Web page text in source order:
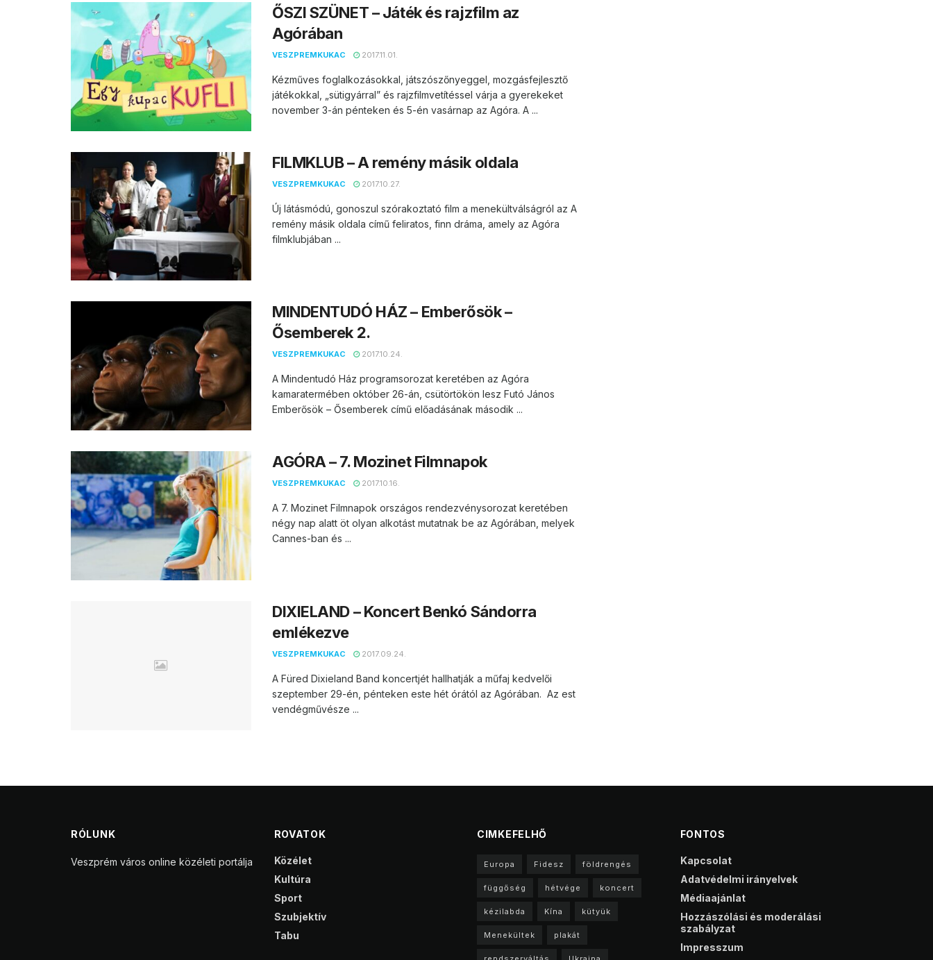
ŐSZI SZÜNET – Játék és rajzfilm az
Agórában
VESZPREMKUKAC 2017.11.01.
Kézműves foglalkozásokkal, játszószőnyeggel, mozgásfejlesztő
játékokkal, „sütigyárral” és rajzfilmvetítéssel várja a gyerekeket
november 3-án pénteken és 5-én vasárnap az Agóra. A ...
FILMKLUB – A remény másik oldala
VESZPREMKUKAC 2017.10.27.
Új látásmódú, gonoszul szórakoztató film a menekültválságról az A
remény másik oldala című feliratos, finn dráma, amely az Agóra
filmklubjában ...
MINDENTUDÓ HÁZ – Emberősök –
Ősemberek 2.
VESZPREMKUKAC 2017.10.24.
A Mindentudó Ház programsorozat keretében az Agóra
kamaratermében október 26-án, csütörtökön lesz Futó János
Emberősök – Ősemberek című előadásának második ...
AGÓRA – 7. Mozinet Filmnapok
VESZPREMKUKAC 2017.10.16.
A 7. Mozinet Filmnapok országos rendezvénysorozat keretében
négy nap alatt öt olyan alkotást mutatnak be az Agórában, melyek
Cannes-ban és ...
DIXIELAND – Koncert Benkó Sándorra
emlékezve
VESZPREMKUKAC 2017.09.24.
A Füred Dixieland Band koncertjét hallhatják a műfaj kedvelői
szeptember 29-én, pénteken este hét órától az Agórában. Az est
vendégművésze ...
RÓLUNK
Veszprém város online közéleti portálja
ROVATOK
Közélet
Kultúra
Sport
Szubjektív
Tabu
CIMKEFELHŐ
Europa Fidesz földrengés
függőség hétvége koncert
kézilabda Kína kütyük
Menekültek plakát
FONTOS
Kapcsolat
Adatvédelmi irányelvek
Médiaajánlat
Hozzászólási és moderálási
szabályzat
Impresszum